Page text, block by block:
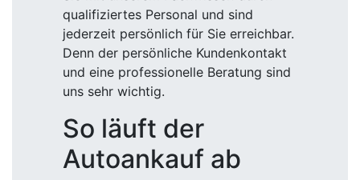
qualifiziertes Personal und sind
jederzeit persönlich für Sie erreichbar.
Denn der persönliche Kundenkontakt
und eine professionelle Beratung sind
uns sehr wichtig.
So läuft der
Autoankauf ab